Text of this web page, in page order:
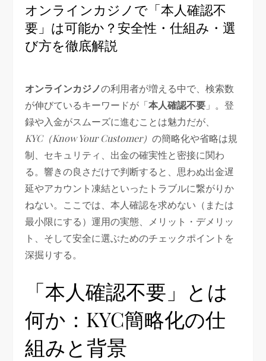
オンラインカジノで「本人確認不
要」は可能か？安全性・仕組み・選
び方を徹底解説
オンラインカジノの利用者が増える中で、検索数
が伸びているキーワードが「本人確認不要 」。登
録や入金がスムーズに進むことは魅力だが、
KYC（Know Your Customer）の簡略化や省略は規
制、セキュリティ、出金の確実性と密接に関わ
る。響きの良さだけで判断すると、思わぬ出金遅
延やアカウント凍結といったトラブルに繋がりか
ねない。ここでは、本人確認を求めない（または
最小限にする）運用の実態、メリット・デメリッ
ト、そして安全に選ぶためのチェックポイントを
深掘りする。
「本人確認不要」とは
何か：KYC簡略化の仕
組みと背景